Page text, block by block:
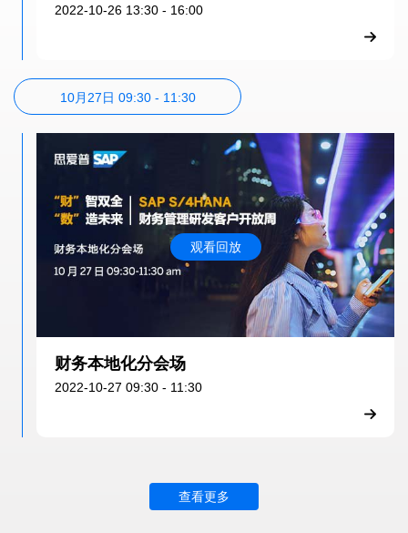
2022-10-26 13:30 - 16:00
10月27日 09:30 - 11:30
观看回放
财务本地化分会场
2022-10-27 09:30 - 11:30
查看更多